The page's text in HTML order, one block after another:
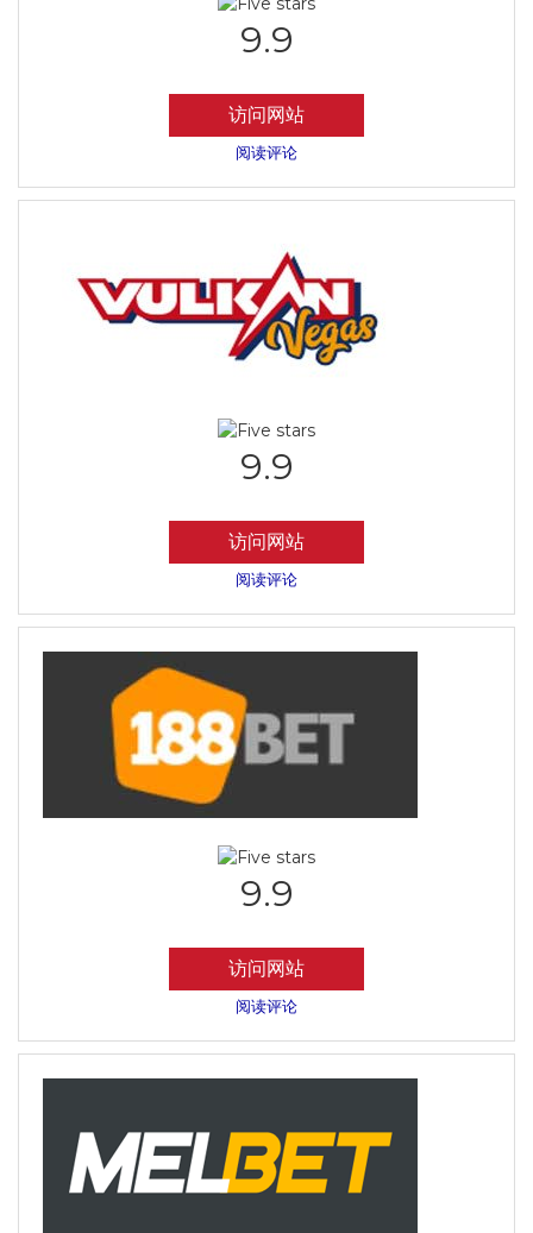
9.9
访问网站
阅读评论
9.9
访问网站
阅读评论
9.9
访问网站
阅读评论